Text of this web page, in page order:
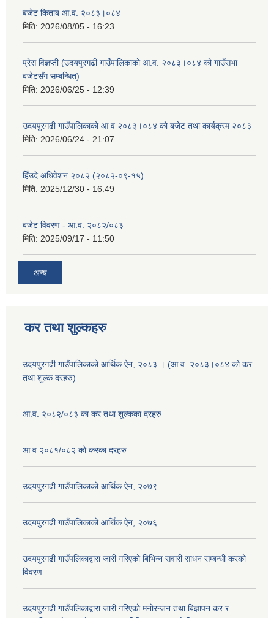
बजेट किताब आ.व. २०८३।०८४
मिति: 2026/08/05 - 16:23
प्रेस विज्ञप्ती (उदयपुरगढी गाउँपालिकाको आ.व. २०८३।०८४ को गाउँसभा
बजेटसँग सम्बन्धित)
मिति: 2026/06/25 - 12:39
उदयपुरगढी गाउँपालिकाको आ व २०८३।०८४ को बजेट तथा कार्यक्रम २०८३
मिति: 2026/06/24 - 21:07
हिँउदे अधिवेशन २०८२ (२०८२-०९-१५)
मिति: 2025/12/30 - 16:49
बजेट विवरण - आ.व. २०८२/०८३
मिति: 2025/09/17 - 11:50
अन्य
कर तथा शुल्कहरु
उदयपुरगढी गाउँपालिकाको आर्थिक ऐन, २०८३ । (आ.व. २०८३।०८४ को कर
तथा शुल्क दरहरु)
आ.व. २०८२/०८३ का कर तथा शुल्कका दरहरु
आ व २०८१/०८२ को करका दरहरु
उदयपुरगढी गाउँपालिकाको आर्थिक ऐन, २०७९
उदयपुरगढी गाउँपालिकाको आर्थिक ऐन, २०७६
उदयपुरगढी गाउँपलिकाद्वारा जारी गरिएको बिभिन्न सवारी साधन सम्बन्धी करको
विवरण
उदयपुरगढी गाउँपलिकाद्वारा जारी गरिएको मनोरन्जन तथा बिज्ञापन कर र